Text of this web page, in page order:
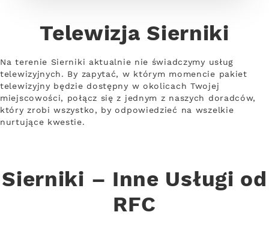
Telewizja Sierniki
Na terenie Sierniki aktualnie nie świadczymy usług
telewizyjnych. By zapytać, w którym momencie pakiet
telewizyjny będzie dostępny w okolicach Twojej
miejscowości, połącz się z jednym z naszych doradców,
który zrobi wszystko, by odpowiedzieć na wszelkie
nurtujące kwestie.
Sierniki – Inne Usługi od
RFC